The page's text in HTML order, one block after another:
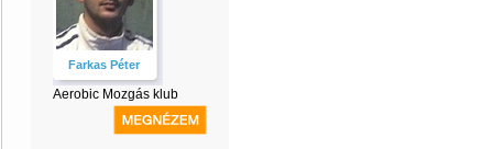
Farkas Péter
Aerobic Mozgás klub